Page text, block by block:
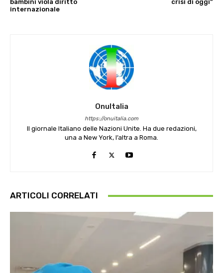
bambini viola diritto
internazionale
crisi di oggi”
OnuItalia
https://onuitalia.com
Il giornale Italiano delle Nazioni Unite. Ha due redazioni,
una a New York, l’altra a Roma.
ARTICOLI CORRELATI